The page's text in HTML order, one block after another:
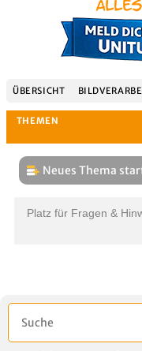
ÜBERSICHT
Neues Thema
Platz für Fragen &